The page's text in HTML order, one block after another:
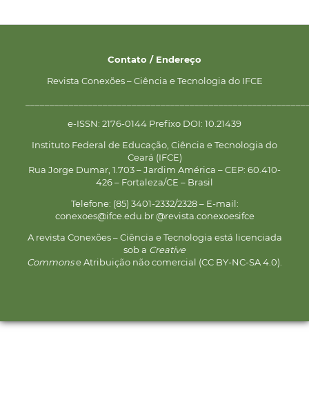
Contato / Endereço
Revista Conexões – Ciência e Tecnologia do IFCE
e-ISSN: 2176-0144 Prefixo DOI: 10.21439
Instituto Federal de Educação, Ciência e Tecnologia do
Ceará (IFCE)
Rua Jorge Dumar, 1.703 – Jardim América – CEP: 60.410-
426 – Fortaleza/CE – Brasil
Telefone: (85) 3401-2332/2328 – E-mail:
conexoes@ifce.edu.br @revista.conexoesifce
A revista Conexões – Ciência e Tecnologia está licenciada
sob a Creative
Commonse Atribuição não comercial (CC BY-NC-SA 4.0).